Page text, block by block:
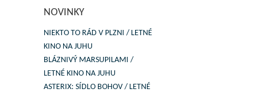
NOVINKY
NIEKTO TO RÁD V PLZNI / LETNÉ
KINO NA JUHU
BLÁZNIVÝ MARSUPILAMI /
LETNÉ KINO NA JUHU
ASTERIX: SÍDLO BOHOV / LETNÉ